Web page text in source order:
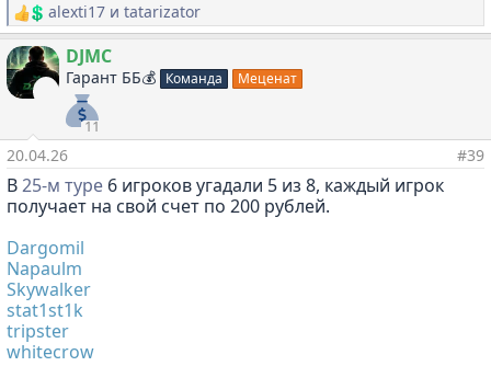
Р
е
а
к
ц
:
alexti17 и tatarizator
DJMC
Гарант ББ💰 Команда Меценат
11
20.04.26 #39
В25-м туре 6 игроков угадали 5 из 8, каждый игрок
получает на свой счет по 200 рублей.
Dargomil
Napaulm
Skywalker
stat1st1k
tripster
whitecrow